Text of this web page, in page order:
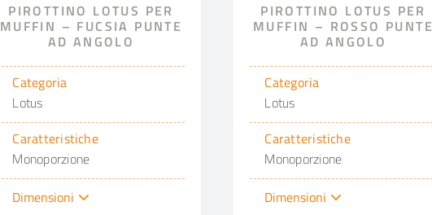
PIROTTINO LOTUS PER
MUFFIN – FUCSIA PUNTE
AD ANGOLO
Categoria
Lotus
Caratteristiche
Monoporzione
Dimensioni
PIROTTINO LOTUS PER
MUFFIN – ROSSO PUNTE
AD ANGOLO
Categoria
Lotus
Caratteristiche
Monoporzione
Dimensioni